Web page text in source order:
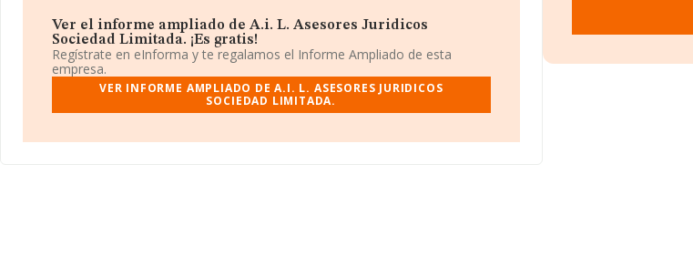
B48509764, está situada en Calle Henao núm. 1 U Pr Iz, (48009), Bilbao, provincia
de Vizcaya, País Vasco.
En base a la información de la que dispone INFORMA sobre 28.030 compañías, la
facturación en el ámbito nacional alcanza los 6.290 millones de euros y se estima
que el promedio de la facturación entre todas las empresas es de 224 mil euros. En
cuanto a la información relativa a la provincia de Vizcaya, en la base de datos
euros. Para aportar ulterior información de interés en el ámbito sectorial, la media
Ver el informe ampliado de A.i. L. Asesores Juridicos
Sociedad Limitada. ¡Es gratis!
Regístrate en eInforma y te regalamos el Informe Ampliado de esta
empresa.
VER INFORME AMPLIADO DE A.I. L. ASESORES JURIDICOS
SOCIEDAD LIMITADA.